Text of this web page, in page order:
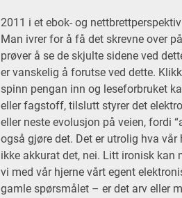
2011 i et ebok- og nettbrettperspektiv
Man ivrer for å få det skrevne over
prøver å se de skjulte sidene ved
er vanskelig å forutse ved dette.
spinn pengan inn og leseforbruket
eller fagstoff, tilslutt styrer det
eller neste evolusjon på veien, fordi
også gjøre det. Det er utrolig hva
ikke akkurat det, nei. Litt ironisk kan
vi med vår hjerne vårt egent
gamle spørsmålet – er det arv eller